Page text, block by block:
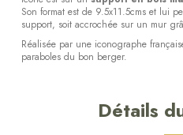
Son format est de 9.5x11.5cms et lui
support, soit accrochée sur un mur
Réalisée par une iconographe
paraboles du bon berger.
Détails